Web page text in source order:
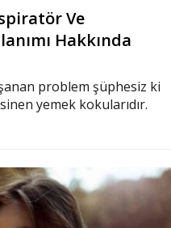
Ve
Hakkında
problem şüphesiz ki
yemek kokularıdır.